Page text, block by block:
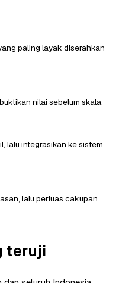
paling layak diserahkan
nilai sebelum skala.
lalu integrasikan ke sistem
lalu perluas cakupan
teruji